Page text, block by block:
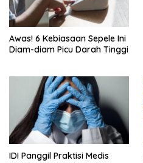
Awas! 6 Kebiasaan Sepele Ini
Diam-diam Picu Darah Tinggi
IDI Panggil Praktisi Medis